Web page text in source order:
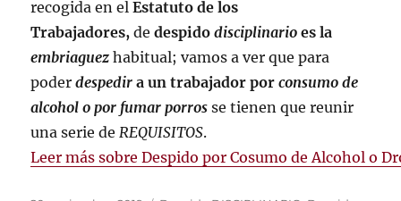
recogida en elEstatuto de los
Trabajadores,dedespidodisciplinarioes la
embriaguez habitual; vamos a ver que para
poderdespedir a un trabajador porconsumo de
alcohol o por fumar porros se tienen que reunir
una serie deREQUISITOS.
Leer más sobre Despido por Cosumo de Alcohol o